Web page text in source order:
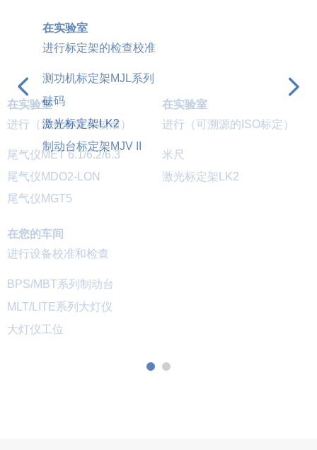
在实验室
进行标定架的检查校准
测功机标定架MJL系列
砝码
激光标定架LK2
制动台标定架MJV II
在实验室
进行（设备检查和校准）
尾气仪MET 6.1/6.2/6.3
尾气仪MDO2-LON
尾气仪MGT5
在实验室
进行（可溯源的ISO标定）
米尺
激光标定架LK2
在您的车间
进行设备校准和检查
BPS/MBT系列制动台
MLT/LITE系列大灯仪
大灯仪工位
넳 넲